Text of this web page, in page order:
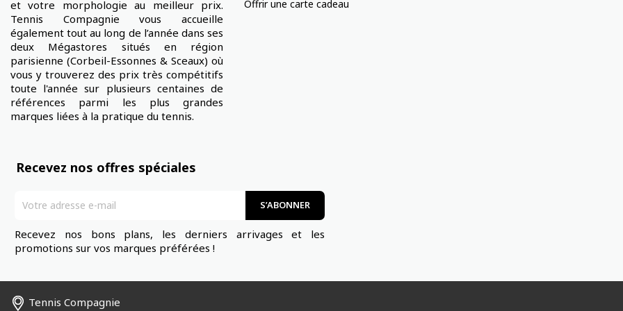
et votre morphologie au meilleur prix.
Tennis Compagnie vous accueille
également tout au long de l’année dans ses
deux Mégastores situés en région
parisienne (Corbeil-Essonnes & Sceaux) où
vous y trouverez des prix très compétitifs
toute l'année sur plusieurs centaines de
références parmi les plus grandes
marques liées à la pratique du tennis.
Offrir une carte cadeau
Recevez nos offres spéciales
Recevez nos bons plans, les derniers arrivages et les
promotions sur vos marques préférées !
Tennis Compagnie